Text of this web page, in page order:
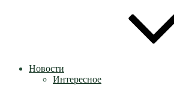
Новости
Интересное